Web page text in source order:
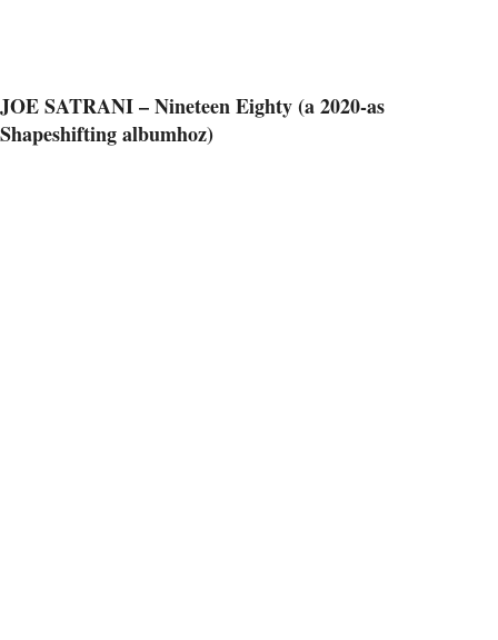
JOE SATRANI – Nineteen Eighty (a 2020-as
Shapeshifting albumhoz)